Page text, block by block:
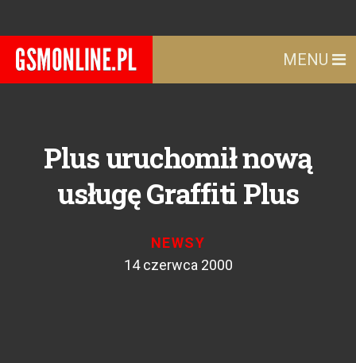
MENU
Plus uruchomił nową
usługę Graffiti Plus
NEWSY
14 czerwca 2000